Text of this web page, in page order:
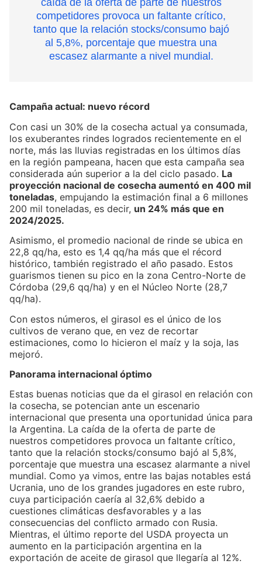
caída de la oferta de parte de nuestros
competidores provoca un faltante crítico,
tanto que la relación stocks/consumo bajó
al 5,8%, porcentaje que muestra una
escasez alarmante a nivel mundial.
Campaña actual: nuevo récord
Con casi un 30% de la cosecha actual ya consumada,
los exuberantes rindes logrados recientemente en el
norte, más las lluvias registradas en los últimos días
en la región pampeana, hacen que esta campaña sea
considerada aún superior a la del ciclo pasado. La
proyección nacional de cosecha aumentó en 400 mil
toneladas, empujando la estimación final a 6 millones
200 mil toneladas, es decir, un 24% más que en
2024/2025.
Asimismo, el promedio nacional de rinde se ubica en
22,8 qq/ha, esto es 1,4 qq/ha más que el récord
histórico, también registrado el año pasado. Estos
guarismos tienen su pico en la zona Centro-Norte de
Córdoba (29,6 qq/ha) y en el Núcleo Norte (28,7
qq/ha).
Con estos números, el girasol es el único de los
cultivos de verano que, en vez de recortar
estimaciones, como lo hicieron el maíz y la soja, las
mejoró.
Panorama internacional óptimo
Estas buenas noticias que da el girasol en relación con
la cosecha, se potencian ante un escenario
internacional que presenta una oportunidad única para
la Argentina. La caída de la oferta de parte de
nuestros competidores provoca un faltante crítico,
tanto que la relación stocks/consumo bajó al 5,8%,
porcentaje que muestra una escasez alarmante a nivel
mundial. Como ya vimos, entre las bajas notables está
Ucrania, uno de los grandes jugadores en este rubro,
cuya participación caería al 32,6% debido a
cuestiones climáticas desfavorables y a las
consecuencias del conflicto armado con Rusia.
Mientras, el último reporte del USDA proyecta un
aumento en la participación argentina en la
exportación de aceite de girasol que llegaría al 12%.